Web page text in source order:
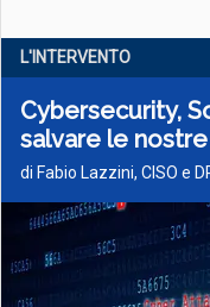
L'INTERVENTO
Cybersecurity,
salvare le
di Fabio Lazzini, CISO e